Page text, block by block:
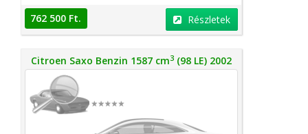
762 500 Ft. Részletek
Citroen Saxo Benzin 1587 cm3 (98 LE) 2002